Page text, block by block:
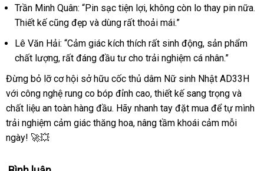
Phê
AD33H
Trần Minh Quân: “Pin sạc tiện lợi, không còn lo thay pin nữa.
Thiết kế cũng đẹp và dùng rất thoải mái.”
Lê Văn Hải: “Cảm giác kích thích rất sinh động, sản phẩm
chất lượng, rất đáng đầu tư cho trải nghiệm cá nhân.”
Đừng bỏ lỡ cơ hội sở hữu cốc thủ dâm Nữ sinh Nhật AD33H
với công nghệ rung co bóp đỉnh cao, thiết kế sang trọng và
chất liệu an toàn hàng đầu. Hãy nhanh tay đặt mua để tự mình
trải nghiệm cảm giác thăng hoa, nâng tầm khoái cảm mỗi
ngày! 🚀💥